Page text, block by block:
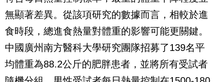
無顯著差異。從該項研究的數據而言，相較於進
食時段，總進食熱量對體重的影響可能更關鍵。
中國廣州南方醫科大學研究團隊招募了139名平
均體重為88.2公斤的肥胖患者，並將所有受試者